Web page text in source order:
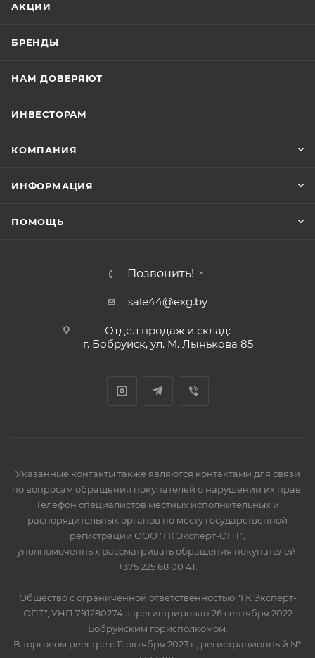
АКЦИИ
БРЕНДЫ
НАМ ДОВЕРЯЮТ
ИНВЕСТОРАМ
КОМПАНИЯ
ИНФОРМАЦИЯ
ПОМОЩЬ
Позвонить!
sale44@exg.by
Отдел продаж и склад:
г. Бобруйск, ул. М. Лынькова 85
Указанные контакты также являются контактами для связи
по вопросам обращения покупателей о нарушении их прав.
Телефон специалистов местных исполнительных и
распорядительных органов по месту государственной
регистрации ООО "ГК Эксперт-ОПТ",
уполномоченных рассматривать обращения покупателей:
+375 225 68 00 41.
Общество с ограниченной ответственностью "ГК Эксперт-
ОПТ", УНП 791280274 зарегистрирован 26 сентября 2022
Бобруйским горисполкомом.
В торговом реестре с 11 октября 2023 г., регистрационный №